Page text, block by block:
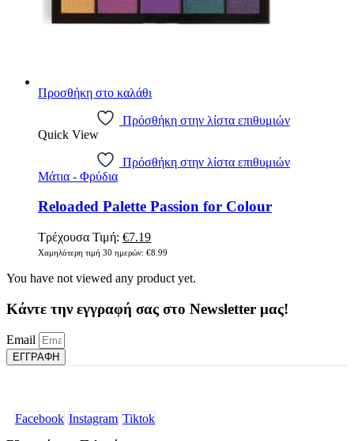
Προσθήκη στο καλάθι
Πρόσθήκη στην λίστα επιθυμιών
Quick View
Πρόσθήκη στην λίστα επιθυμιών
Μάτια - Φρύδια
Reloaded Palette Passion for Colour
Τρέχουσα Τιμή: Original
price
€8.99.
€7.19Η
τρέχουσα
είναι:
Χαμηλότερη τιμή 30 ημερών: €8.99
You have not viewed any product yet.
Κάντε την εγγραφή σας στο Newsletter μας!
Email
ΕΓΓΡΑΦΗ
Facebook Instagram Tiktok